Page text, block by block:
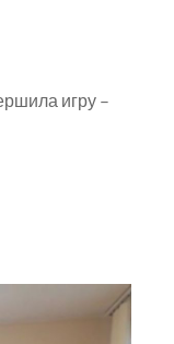
игру –